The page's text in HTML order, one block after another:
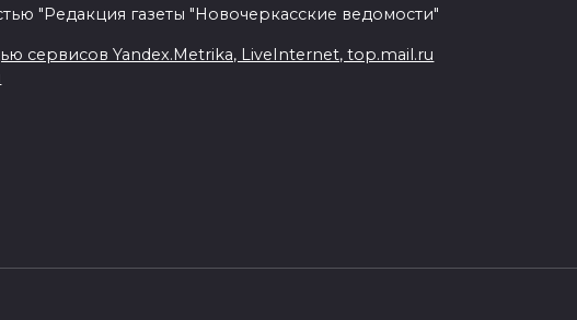
"Редакция газеты "Новочеркасские ведомости"
сервисов Yandex.Metrika, LiveInternet, top.mail.ru